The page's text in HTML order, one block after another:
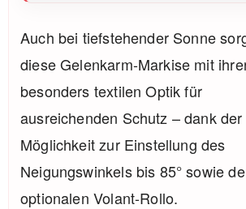
Auch bei tiefstehender Sonne
diese Gelenkarm-Markise mit
besonders textilen Optik für
ausreichenden Schutz – dank der
Möglichkeit zur Einstellung des
Neigungswinkels bis 85° sowie
optionalen Volant-Rollo.